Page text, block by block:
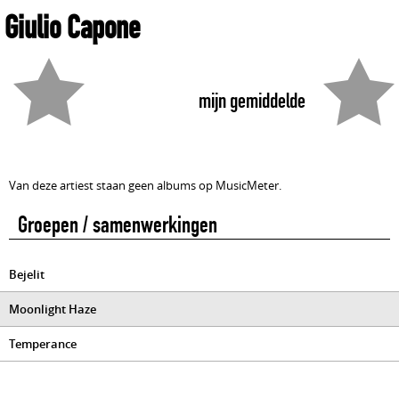
Giulio Capone
mijn gemiddelde
Van deze artiest staan geen albums op MusicMeter.
Groepen / samenwerkingen
Bejelit
Moonlight Haze
Temperance